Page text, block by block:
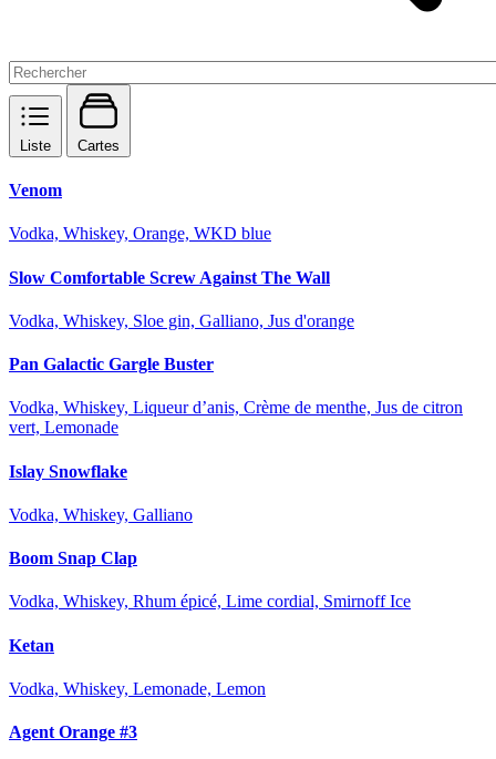
Liste Cartes
Venom
Vodka, Whiskey, Orange, WKD blue
Slow Comfortable Screw Against The Wall
Vodka, Whiskey, Sloe gin, Galliano, Jus d'orange
Pan Galactic Gargle Buster
Vodka, Whiskey, Liqueur d’anis, Crème de menthe, Jus de citron
vert, Lemonade
Islay Snowflake
Vodka, Whiskey, Galliano
Boom Snap Clap
Vodka, Whiskey, Rhum épicé, Lime cordial, Smirnoff Ice
Ketan
Vodka, Whiskey, Lemonade, Lemon
Agent Orange #3